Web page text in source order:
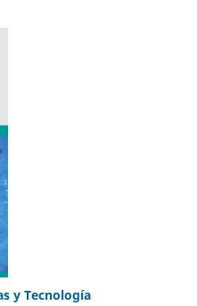
y Tecnología